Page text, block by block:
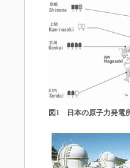
図1 日本の原子力発電